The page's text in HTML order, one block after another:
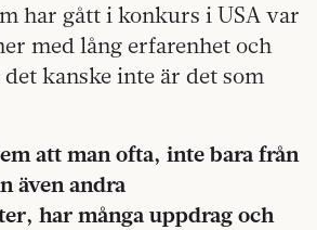
har gått i konkurs i USA var
med lång erfarenhet och
kanske inte är det som
att man ofta, inte bara från
även andra
har många uppdrag och